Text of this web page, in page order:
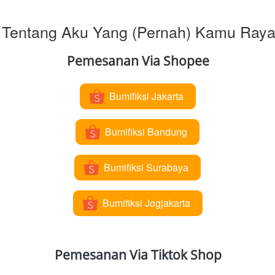
Aku Yang (Pernah) Kamu
Pemesanan Via Shopee
` Bumifiksi Jakarta
` Bumifiksi Bandung
` Bumifiksi Surabaya
` Bumifiksi Jogjakarta
Pemesanan Via Tiktok Shop